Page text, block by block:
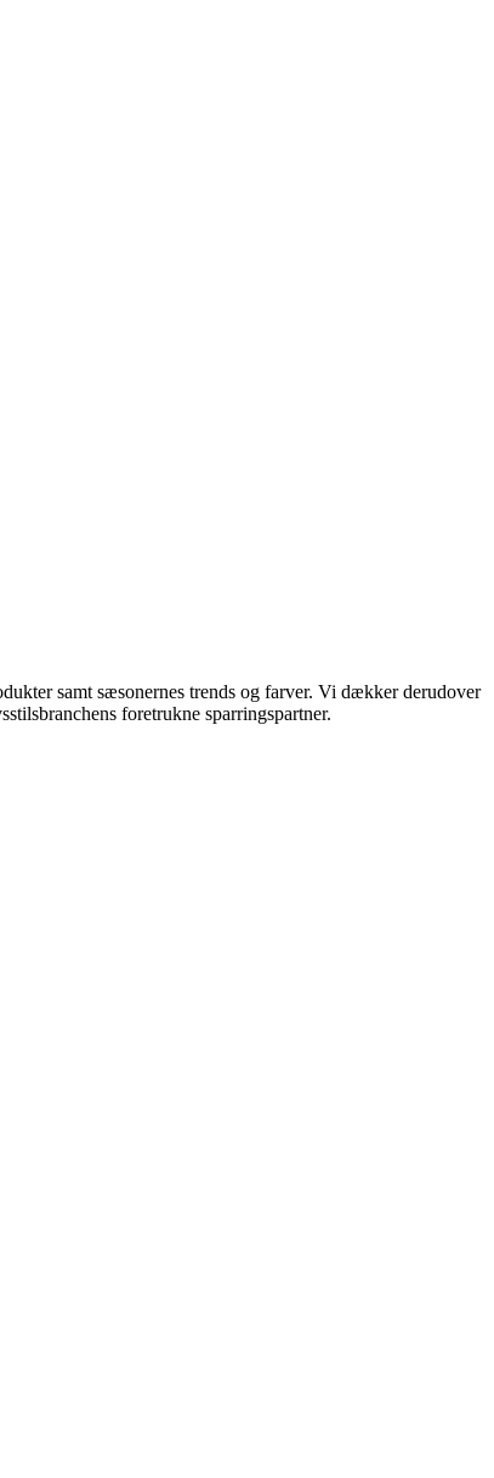
samt sæsonernes trends og farver. Vi dækker derudover
foretrukne sparringspartner.